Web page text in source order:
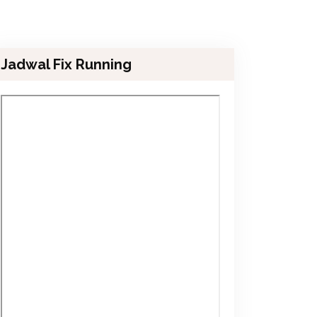
Jadwal Fix Running